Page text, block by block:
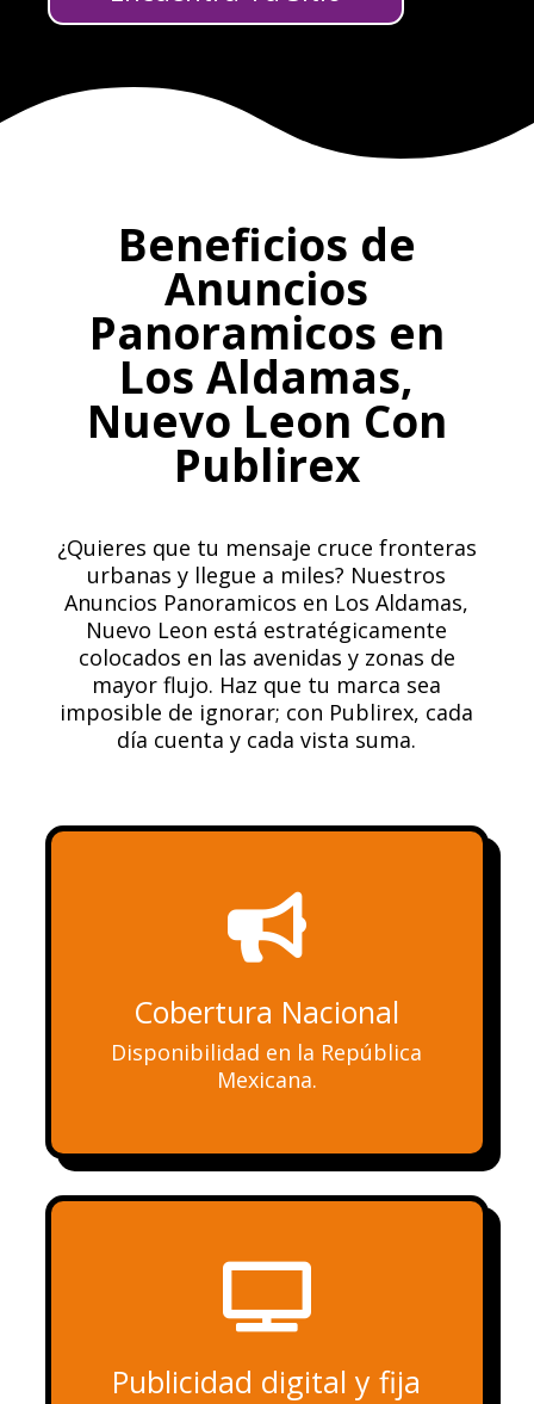
Beneficios de
Anuncios
Panoramicos en
Los Aldamas,
Nuevo Leon Con
Publirex
¿Quieres que tu mensaje cruce fronteras
urbanas y llegue a miles? Nuestros
Anuncios Panoramicos en Los Aldamas,
Nuevo Leon está estratégicamente
colocados en las avenidas y zonas de
mayor flujo. Haz que tu marca sea
imposible de ignorar; con Publirex, cada
día cuenta y cada vista suma.

Cobertura Nacional
Disponibilidad en la República
Mexicana.

Publicidad digital y fija